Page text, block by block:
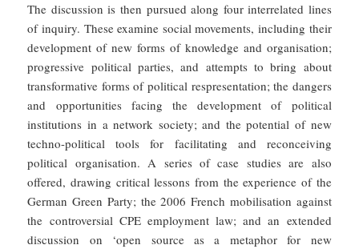
The discussion is then pursued along four interrelated lines
of inquiry. These examine social movements, including their
development of new forms of knowledge and organisation;
progressive political parties, and attempts to bring about
transformative forms of political respresentation; the dangers
and opportunities facing the development of political
institutions in a network society; and the potential of new
techno-political tools for facilitating and reconceiving
political organisation. A series of case studies are also
offered, drawing critical lessons from the experience of the
German Green Party; the 2006 French mobilisation against
the controversial CPE employment law; and an extended
discussion on ‘open source as a metaphor for new